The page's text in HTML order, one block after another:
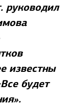
руководил
известны
будет